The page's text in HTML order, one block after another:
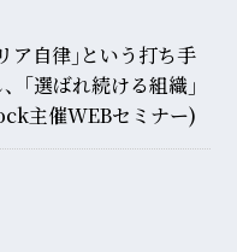
ア自律｣という打ち手
｢選ばれ続ける組織｣
主催WEBセミナー)